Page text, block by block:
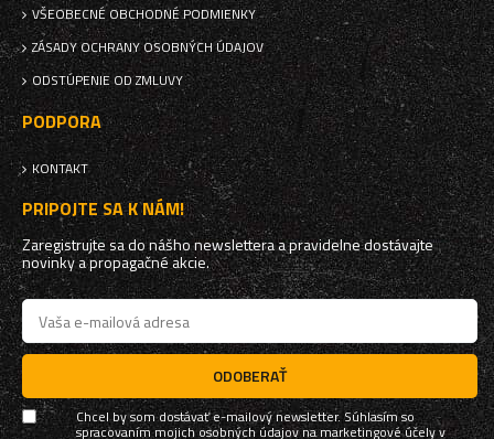
VŠEOBECNÉ OBCHODNÉ PODMIENKY
ZÁSADY OCHRANY OSOBNÝCH ÚDAJOV
ODSTÚPENIE OD ZMLUVY
PODPORA
KONTAKT
PRIPOJTE SA K NÁM!
Zaregistrujte sa do nášho newslettera a pravidelne dostávajte
novinky a propagačné akcie.
ODOBERAŤ
Chcel by som dostávať e-mailový newsletter. Súhlasím so
spracovaním mojich osobných údajov na marketingové účely v